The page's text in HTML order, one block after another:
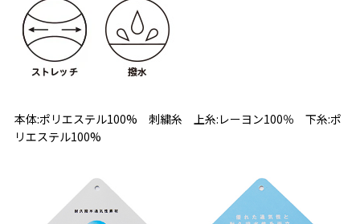
本体:ポリエステル100% 刺繍糸 上糸:レーヨン100％ 下糸:ポ
リエステル100%